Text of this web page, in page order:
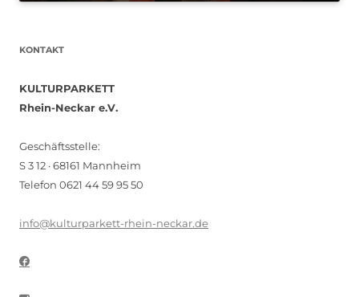
KONTAKT
KULTURPARKETT
Rhein-Neckar e.V.
Geschäftsstelle:
S 3 12 · 68161 Mannheim
Telefon 0621 44 59 95 50
info@kulturparkett-rhein-neckar.de